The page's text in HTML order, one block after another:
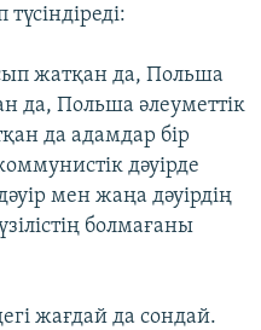
жатқан да, Польша
да, Польша әлеуметтік
да адамдар бір
дәуірде
мен жаңа дәуірдің
болмағаны
жағдай да сондай.